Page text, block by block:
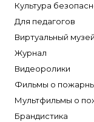
Культура
Для педагогов
Виртуальный музей
Журнал
Видеоролики
Фильмы о
Мультфильмы о
Брандистика